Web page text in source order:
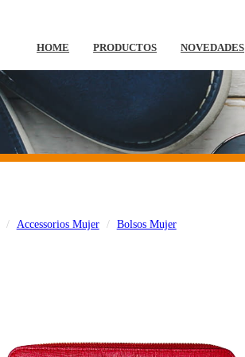
HOME PRODUCTOS NOVEDADES
Accessorios Mujer Bolsos Mujer